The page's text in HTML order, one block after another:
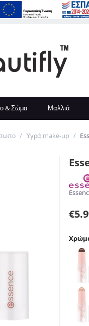
& Σώμα Μαλλιά
/ Υγρά make-up /
€